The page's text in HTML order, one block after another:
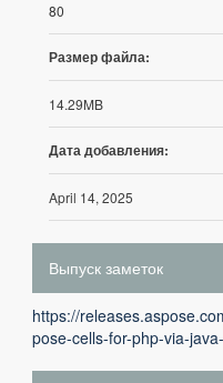
80
Размер файла:
14.29MB
Дата добавления:
April 14, 2025
Выпуск заметок
https://
pose-cells-for-php-via-